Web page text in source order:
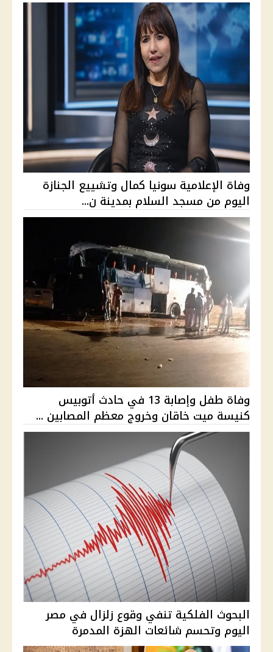
وفاة الإعلامية سونيا كمال وتشييع الجنازة
اليوم من مسجد السلام بمدينة ن...
وفاة طفل وإصابة 13 في حادث أتوبيس
كنيسة ميت خاقان وخروج معظم المصابين ...
البحوث الفلكية تنفي وقوع زلزال في مصر
اليوم وتحسم شائعات الهزة المدمرة